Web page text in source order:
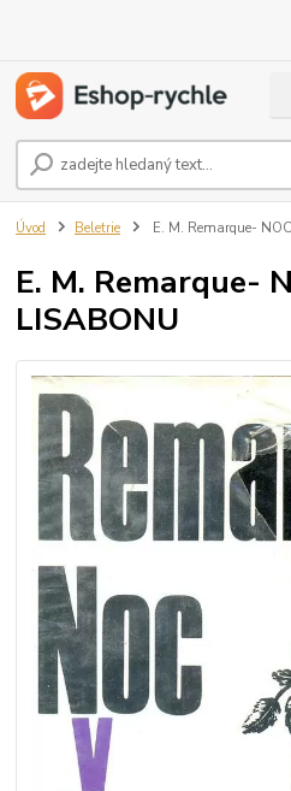
Úvod Beletrie E. M. Remarque-
E. M. Remarque-
LISABONU